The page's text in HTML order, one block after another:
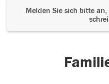
Melden Sie sich bitte